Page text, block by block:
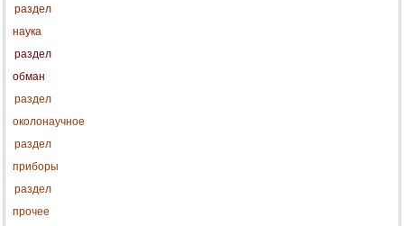
раздел
наука
раздел
обман
раздел
околонаучное
раздел
приборы
раздел
прочее